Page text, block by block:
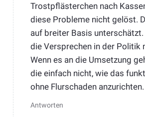
Trostpflästerchen nach
diese Probleme nicht gelöst.
auf breiter Basis
die Versprechen in der Politik
Wenn es an die Umsetzung
die einfach nicht, wie das
ohne Flurschaden anzurichten.
Antworten